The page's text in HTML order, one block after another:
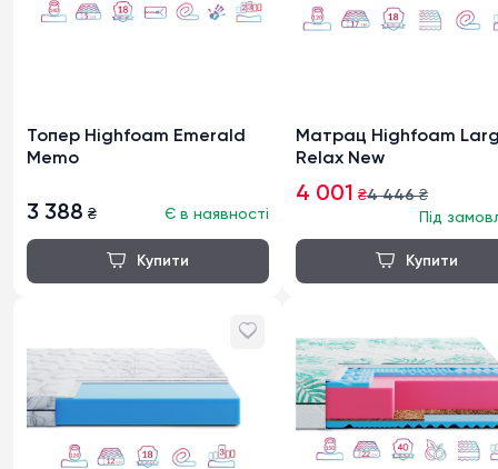
Топер Highfoam Emerald
Memo
3 388 ₴ Є в наявності
Матрац Highfoam
Relax New
4 001 ₴4 446₴
Під